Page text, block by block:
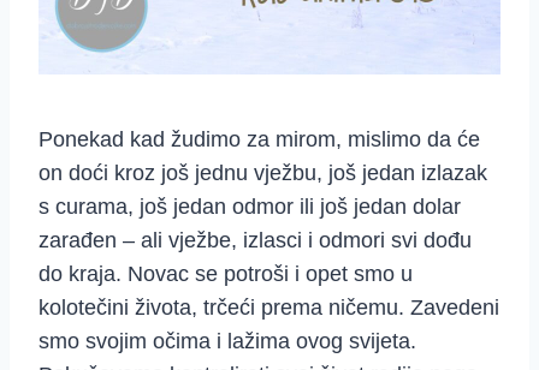
Ponekad kad žudimo za mirom, mislimo da će
on doći kroz još jednu vježbu, još jedan izlazak
s curama, još jedan odmor ili još jedan dolar
zarađen – ali vježbe, izlasci i odmori svi dođu
do kraja. Novac se potroši i opet smo u
kolotečini života, trčeći prema ničemu. Zavedeni
smo svojim očima i lažima ovog svijeta.